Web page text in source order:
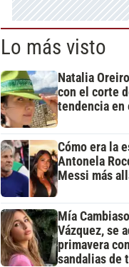
Lo más visto
Natalia
con el corte
tendencia en
Cómo era la
Antonela
Messi más
Mía
Vázquez, se
primavera
sandalias de